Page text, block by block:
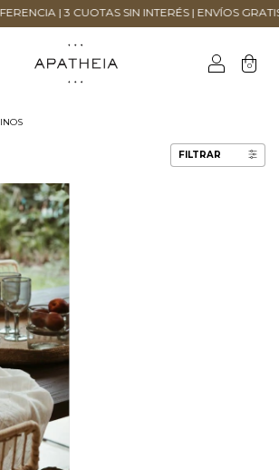
| 3 CUOTAS SIN INTERÉS | ENVÍOS GRATIS +
0
FILTRAR